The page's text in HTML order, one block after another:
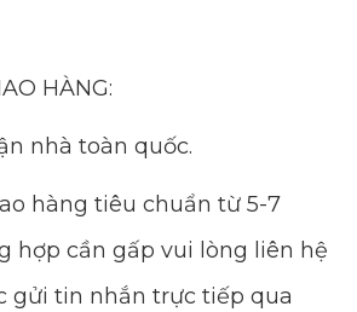
HÀNG:
nhà toàn quốc.
hàng tiêu chuẩn từ 5-7
hợp cần gấp vui lòng liên hệ
gửi tin nhắn trực tiếp qua